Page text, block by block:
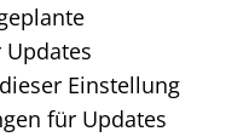
Einstellung
für Updates